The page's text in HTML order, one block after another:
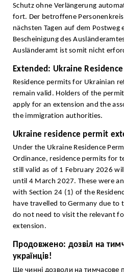
Schutz ohne Verlängerung
fort. Der betroffene
nächsten Tagen auf dem Postweg
Bescheinigung des
Ausländeramt ist somit nicht
Extended: Ukraine
Residence permits for Ukrainian
remain valid. Holders of the
apply for an extension and the
the immigration authorities.
Ukraine residence permit
Under the Ukraine Residence
Ordinance, residence permits for
still valid as of 1 February 2026
until 4 March 2027. These were
with Section 24 (1) of the
have travelled to Germany due to
do not need to visit the relevant
extension.
Продовжено: дозвіл на
українців!
Ще чинні дозволи на тимчасове